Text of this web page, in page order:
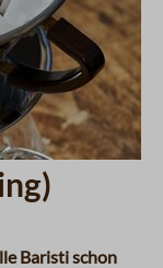
Baristi schon